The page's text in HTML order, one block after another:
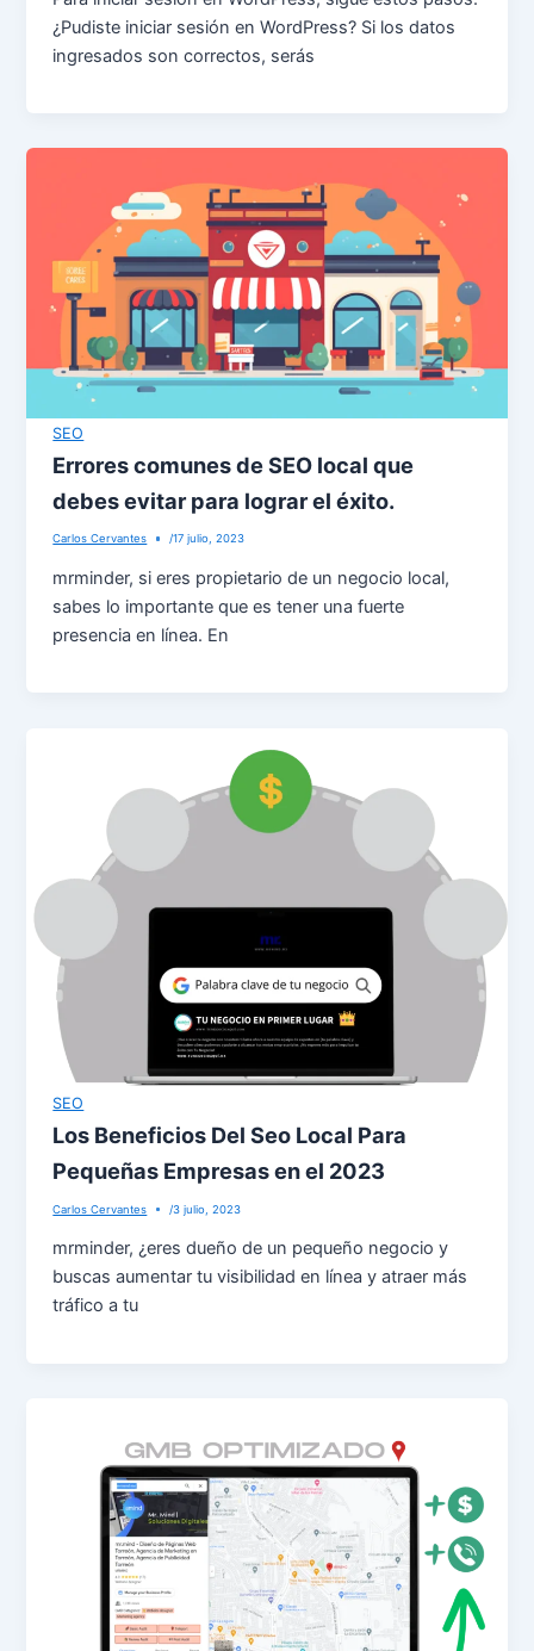
¿Pudiste iniciar sesión en WordPress? Si los datos
ingresados son correctos, serás
SEO
Errores comunes de SEO local que
debes evitar para lograr el éxito.
Carlos Cervantes /17 julio, 2023
mrminder, si eres propietario de un negocio local,
sabes lo importante que es tener una fuerte
presencia en línea. En
SEO
Los Beneficios Del Seo Local Para
Pequeñas Empresas en el 2023
Carlos Cervantes /3 julio, 2023
mrminder, ¿eres dueño de un pequeño negocio y
buscas aumentar tu visibilidad en línea y atraer más
tráfico a tu